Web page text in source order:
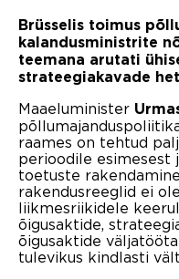
Brüsselis toimus
kalandusministrite
teemana arutati
strateegiakavade
Maaeluminister
raames on tehtud
perioodile esimesest
toetuste
rakendusreeglid ei
liikmesriikidele
õigusaktide,
õigusaktide
tulevikus kindlasti